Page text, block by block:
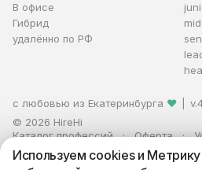
В офисе
Гибрид
удалённо по РФ
с любовью из Екатеринбурга ❤
© 2026 HireHi
Каталог профессий
Оферта
Персональные данные
Реклама
Используем cookies и